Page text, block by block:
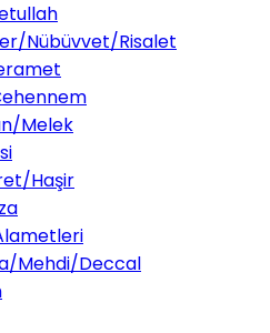
Nübüvvet/Risalet
Melek
Haşir
Mehdi/Deccal